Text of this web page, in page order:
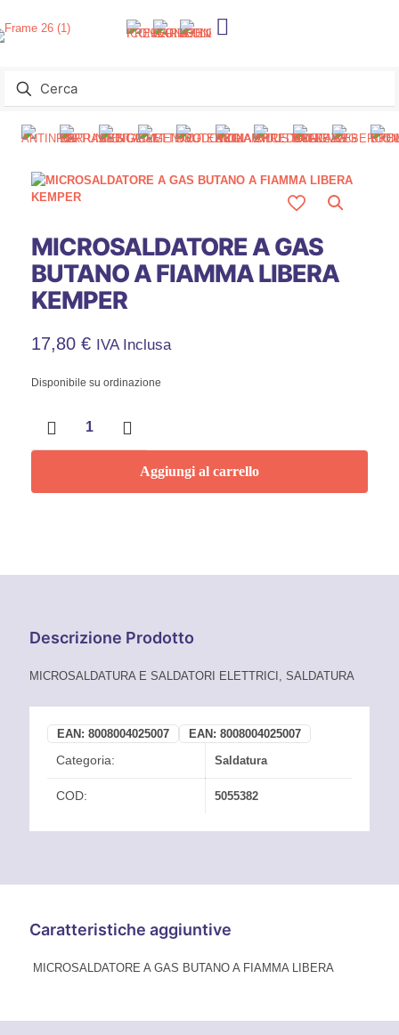
MICROSALDATORE A GAS
BUTANO A FIAMMA LIBERA
KEMPER
17,80 € IVA Inclusa
Disponibile su ordinazione
GAS
FIAMMA
Aggiungi al carrello
Descrizione Prodotto
MICROSALDATURA E SALDATORI ELETTRICI, SALDATURA
EAN: 8008004025007 EAN: 8008004025007
Categoria: Saldatura
COD: 5055382
Caratteristiche aggiuntive
MICROSALDATORE A GAS BUTANO A FIAMMA LIBERA